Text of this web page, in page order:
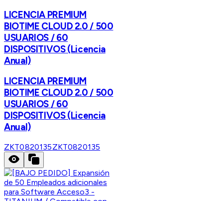
LICENCIA PREMIUM
BIOTIME CLOUD 2.0 / 500
USUARIOS / 60
DISPOSITIVOS (Licencia
Anual)
LICENCIA PREMIUM
BIOTIME CLOUD 2.0 / 500
USUARIOS / 60
DISPOSITIVOS (Licencia
Anual)
ZKT0820135ZKT0820135